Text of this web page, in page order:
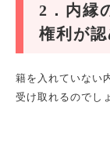
2 ．内縁
権利が
籍を入れていない
受け取れるのでし